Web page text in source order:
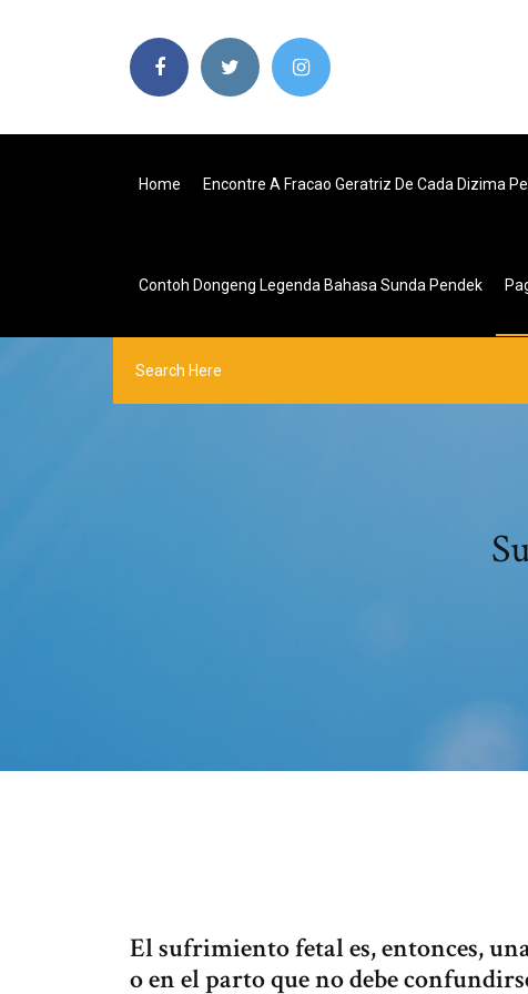
Home Encontre A Fracao Geratriz De Cada Dizima
Contoh Dongeng Legenda Bahasa Sunda Pendek
El sufrimiento fetal es, entonces,
o en el parto que no debe